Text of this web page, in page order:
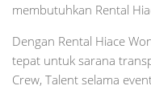
membutuhkan Rental
Dengan Rental Hiace
tepat untuk sarana
Crew, Talent selama